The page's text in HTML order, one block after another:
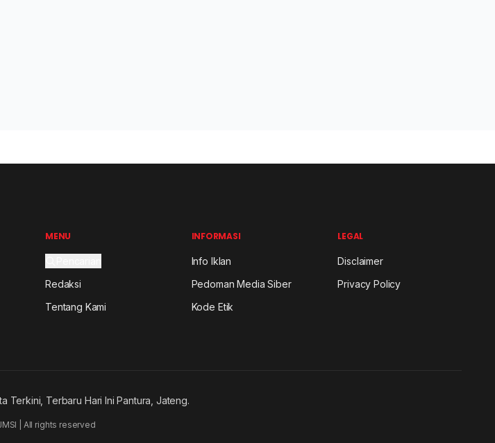
MENU
Redaksi
Tentang Kami
INFORMASI
Info Iklan
Pedoman Media Siber
Kode Etik
LEGAL
Disclaimer
Privacy Policy
Terkini, Terbaru Hari Ini Pantura, Jateng.
| All rights reserved